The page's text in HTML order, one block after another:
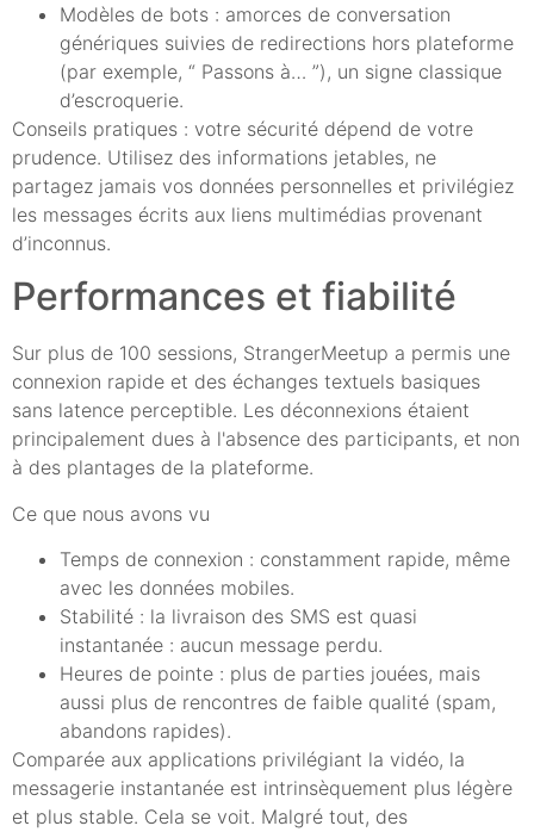
Modèles de bots : amorces de conversation
génériques suivies de redirections hors plateforme
(par exemple, “ Passons à… ”), un signe classique
d’escroquerie.
Conseils pratiques : votre sécurité dépend de votre
prudence. Utilisez des informations jetables, ne
partagez jamais vos données personnelles et privilégiez
les messages écrits aux liens multimédias provenant
d’inconnus.
Performances et fiabilité
Sur plus de 100 sessions, StrangerMeetup a permis une
connexion rapide et des échanges textuels basiques
sans latence perceptible. Les déconnexions étaient
principalement dues à l'absence des participants, et non
à des plantages de la plateforme.
Ce que nous avons vu
Temps de connexion : constamment rapide, même
avec les données mobiles.
Stabilité : la livraison des SMS est quasi
instantanée : aucun message perdu.
Heures de pointe : plus de parties jouées, mais
aussi plus de rencontres de faible qualité (spam,
abandons rapides).
Comparée aux applications privilégiant la vidéo, la
messagerie instantanée est intrinsèquement plus légère
et plus stable. Cela se voit. Malgré tout, des